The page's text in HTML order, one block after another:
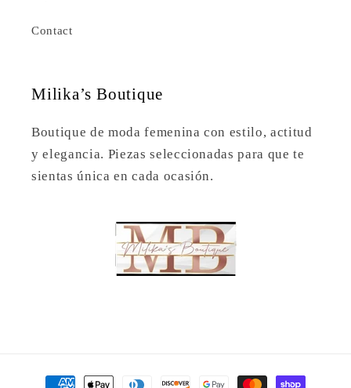
Contact
Milika’s Boutique
Boutique de moda femenina con estilo, actitud
y elegancia. Piezas seleccionadas para que te
sientas única en cada ocasión.
Payment